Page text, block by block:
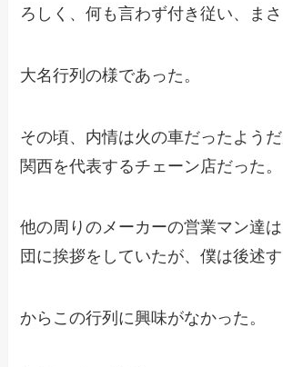
ろしく、何も言わず付き従い、ま
大名行列の様であった。
その頃、内情は火の車だったよう
関西を代表するチェーン店だった。
他の周りのメーカーの営業マン達
団に挨拶をしていたが、僕は後述
からこの行列に興味がなかった。